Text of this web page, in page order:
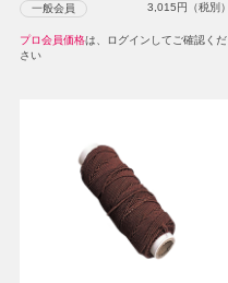
一般会員 3,015円（税別）
プロ会員価格は、ログインしてご確認くだ
さい